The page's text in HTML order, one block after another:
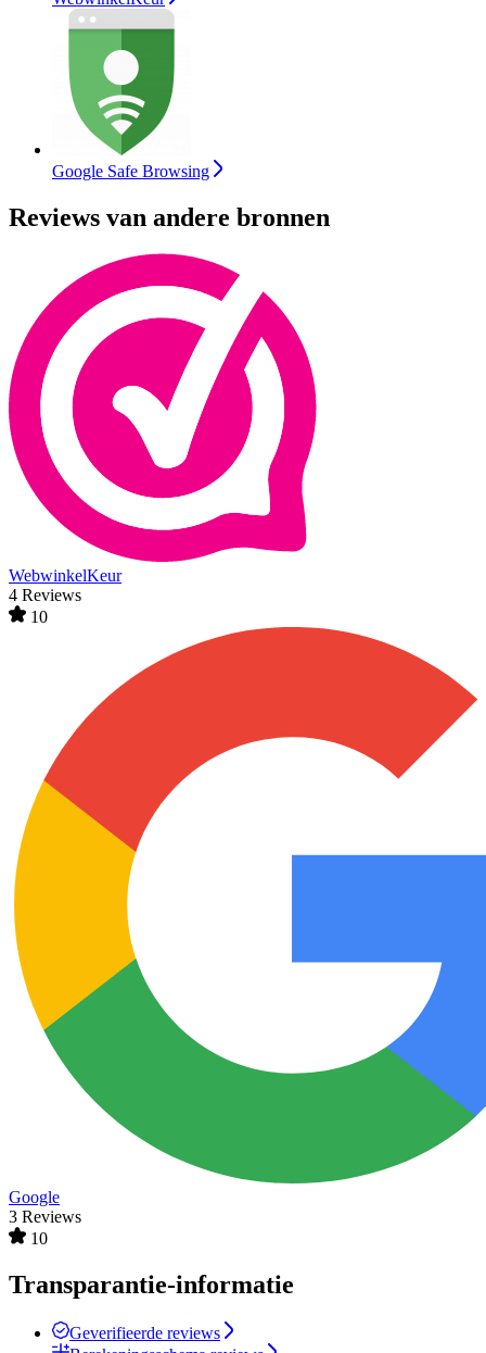
Google Safe Browsing
Reviews van andere bronnen
WebwinkelKeur
4 Reviews
10
Google
3 Reviews
10
Transparantie-informatie
Geverifieerde reviews